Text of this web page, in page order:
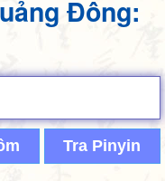
Đông:
Tra Pinyin